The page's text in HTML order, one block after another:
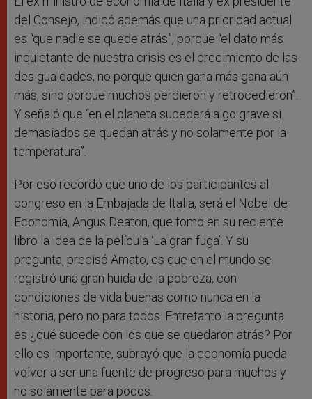
del Consejo, indicó además que una prioridad actual
es “que nadie se quede atrás”, porque “el dato más
inquietante de nuestra crisis es el crecimiento de las
desigualdades, no porque quien gana más gana aún
más, sino porque muchos perdieron y retrocedieron”.
Y señaló que “en el planeta sucederá algo grave si
demasiados se quedan atrás y no solamente por la
temperatura”.
Por eso recordó que uno de los participantes al
congreso en la Embajada de Italia, será el Nobel de
Economía, Angus Deaton, que tomó en su reciente
libro la idea de la película ‘La gran fuga’. Y su
pregunta, precisó Amato, es que en el mundo se
registró una gran huida de la pobreza, con
condiciones de vida buenas como nunca en la
historia, pero no para todos. Entretanto la pregunta
es ¿qué sucede con los que se quedaron atrás? Por
ello es importante, subrayó que la economía pueda
volver a ser una fuente de progreso para muchos y
no solamente para pocos.